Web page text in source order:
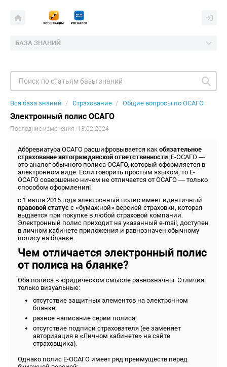
БАЗА ЗНАНИЙ
Вся база знаний Страхование Общие вопросы по ОСАГО
Электронный полис ОСАГО
Последние изменения: 13.02.2024
Аббревиатура ОСАГО расшифровывается как обязательное
страхование автогражданской ответственности. Е-ОСАГО —
это аналог обычного полиса ОСАГО, который оформляется в
электронном виде. Если говорить простым языком, то Е-
ОСАГО совершенно ничем не отличается от ОСАГО — только
способом оформления!
с 1 июля 2015 года электронный полис имеет идентичный
правовой статус с «бумажной» версией страховки, которая
выдается при покупке в любой страховой компании.
Электронный полис приходит на указанный e-mail, доступен
в личном кабинете приложения и равнозначен обычному
полису на бланке.
Чем отличается электронный полис
от полиса на бланке?
Оба полиса в юридическом смысле равнозначны. Отличия
только визуальные:
отсутствие защитных элементов на электронном
бланке;
разное написание серии полиса;
отсутствие подписи страхователя (ее заменяет
авторизация в «Личном кабинете» на сайте
страховщика).
Однако полис Е-ОСАГО имеет ряд преимуществ перед